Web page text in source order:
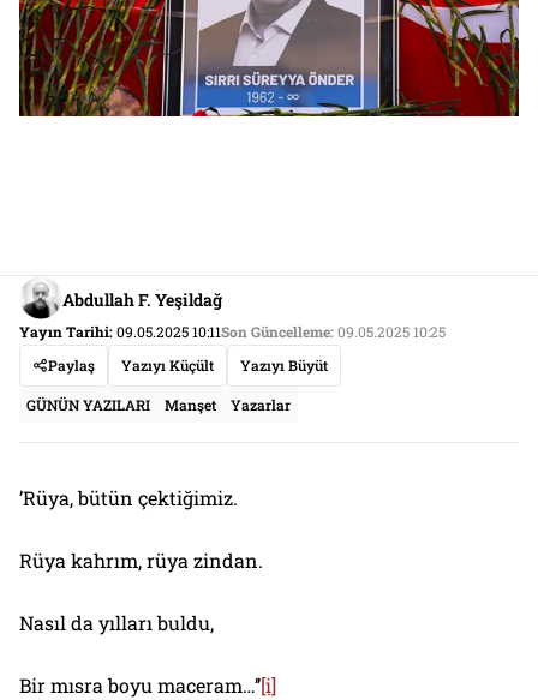
Abdullah F. Yeşildağ
Yayın Tarihi:09.05.2025 10:11Son Güncelleme:09.05.2025 10:25
Paylaş
Yazıyı Küçült Yazıyı Büyüt
GÜNÜN YAZILARI Manşet Yazarlar
’Rüya, bütün çektiğimiz.
Rüya kahrım, rüya zindan.
Nasıl da yılları buldu,
Bir mısra boyu maceram…’’[i]